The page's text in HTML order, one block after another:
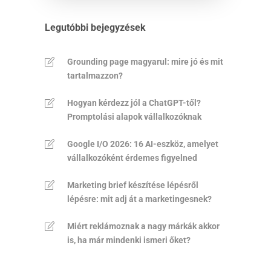
Legutóbbi bejegyzések
Grounding page magyarul: mire jó és mit
tartalmazzon?
Hogyan kérdezz jól a ChatGPT-től?
Promptolási alapok vállalkozóknak
Google I/O 2026: 16 AI-eszköz, amelyet
vállalkozóként érdemes figyelned
Marketing brief készítése lépésről
lépésre: mit adj át a marketingesnek?
Miért reklámoznak a nagy márkák akkor
is, ha már mindenki ismeri őket?